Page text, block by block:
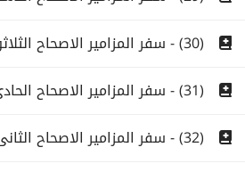
(30) - سفر المزامير الاصحاح الثلاثون
(31) - سفر المزامير الاصحاح الحادى والثلاثون
(32) - سفر المزامير الاصحاح الثانى والثلاثون